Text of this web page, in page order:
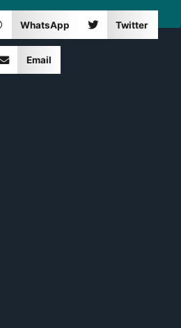
WhatsApp Twitter
Email